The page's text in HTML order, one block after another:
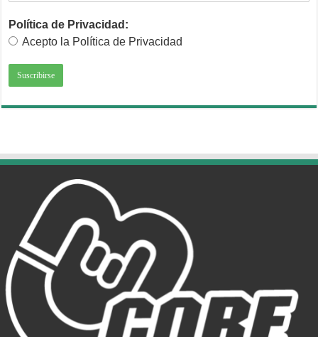
Política de Privacidad:
Acepto la Política de Privacidad